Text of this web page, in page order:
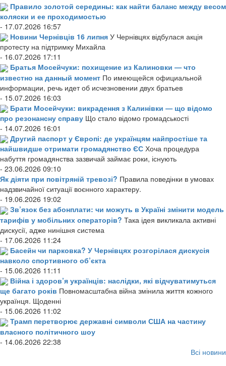
Правило золотой середины: как найти баланс между весом
коляски и ее проходимостью
- 17.07.2026 16:57
Новини Чернівців 16 липня У Чернівцях відбулася акція
протесту на підтримку Михайла
- 16.07.2026 17:11
Братья Мосейчуки: похищение из Калиновки — что
известно на данный момент По имеющейся официальной
информации, речь идет об исчезновении двух братьев
- 15.07.2026 16:03
Брати Мосейчуки: викрадення з Калинівки — що відомо
про резонансну справу Що стало відомо громадськості
- 14.07.2026 16:01
Другий паспорт у Європі: де українцям найпростіше та
найшвидше отримати громадянство ЄС Хоча процедура
набуття громадянства зазвичай займає роки, існують
- 23.06.2026 09:10
Як діяти при повітряній тревозі? Правила поведінки в умовах
надзвичайної ситуації воєнного характеру.
- 19.06.2026 19:02
Зв’язок без абонплати: чи можуть в Україні змінити модель
тарифів у мобільних операторів? Така ідея викликала активні
дискусії, адже нинішня система
- 17.06.2026 11:24
Басейн чи парковка? У Чернівцях розгорілася дискусія
навколо спортивного об’єкта
- 15.06.2026 11:11
Війна і здоров’я українців: наслідки, які відчуватимуться
ще багато років Повномасштабна війна змінила життя кожного
українця. Щоденні
- 15.06.2026 11:02
Трамп перетворює державні символи США на частину
власного політичного шоу
- 14.06.2026 22:38
Всі новини